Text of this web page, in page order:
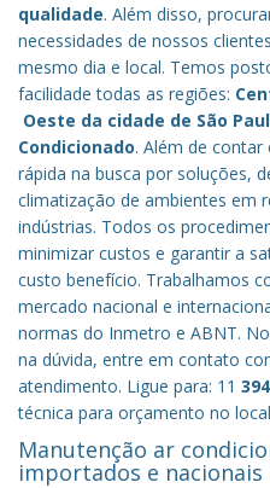
qualidade. Além disso,
necessidades de nossos
mesmo dia e local. Temos
facilidade todas as regiões:
Oeste da cidade de São
Condicionado. Além de
rápida na busca por soluções,
climatização de ambientes em
indústrias. Todos os
minimizar custos e garantir a
custo benefício. Trabalhamos
mercado nacional e
normas do Inmetro e ABNT.
na dúvida, entre em contato
atendimento. Ligue para: 11
técnica para orçamento no
Manutenção ar
importados e nacionais